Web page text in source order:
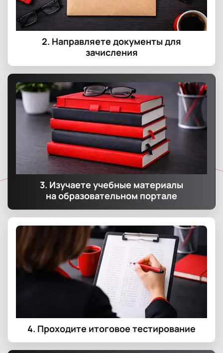
2. Направляете документы для
зачисления
3. Изучаете учебные материалы
на образовательном портале
4. Проходите итоговое тестирование